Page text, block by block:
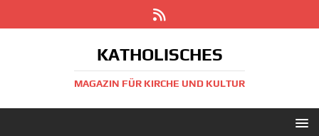
KATHOLISCHES
MAGAZIN FÜR KIRCHE UND KULTUR